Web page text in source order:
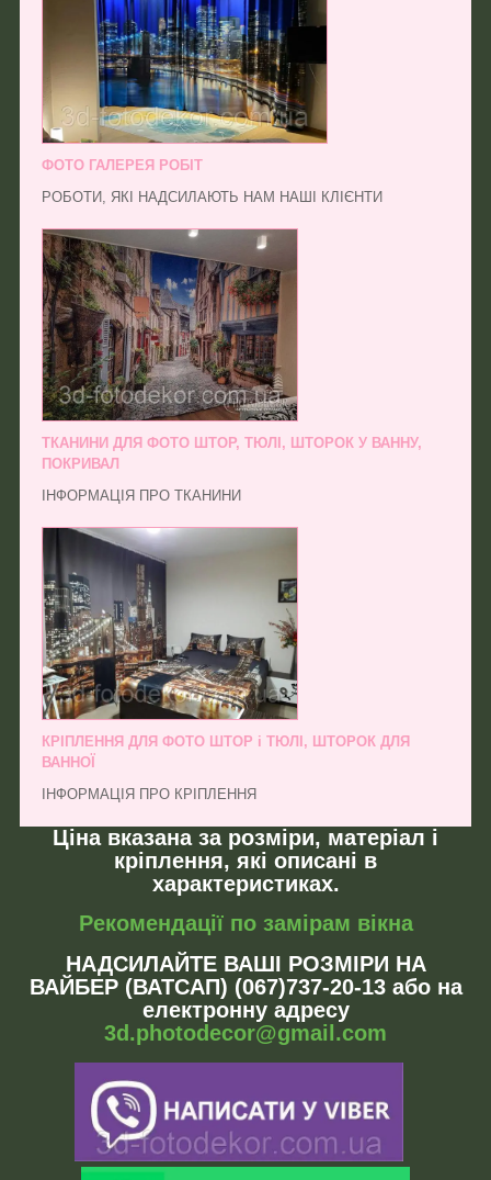
ФОТО ГАЛЕРЕЯ РОБІТ
РОБОТИ, ЯКІ НАДСИЛАЮТЬ НАМ НАШІ КЛІЄНТИ
ТКАНИНИ ДЛЯ ФОТО ШТОР, ТЮЛІ, ШТОРОК У ВАННУ,
ПОКРИВАЛ
ІНФОРМАЦІЯ ПРО ТКАНИНИ
КРІПЛЕННЯ ДЛЯ ФОТО ШТОР і ТЮЛІ, ШТОРОК ДЛЯ
ВАННОЇ
ІНФОРМАЦІЯ ПРО КРІПЛЕННЯ
Ціна вказана за розміри, матеріал і
кріплення, які описані в
характеристиках.
Рекомендації по замірам вікна
НАДСИЛАЙТЕ ВАШІ РОЗМІРИ НА
ВАЙБЕР (ВАТСАП) (067)737-20-13 або на
електронну адресу
3d.photodecor@gmail.com